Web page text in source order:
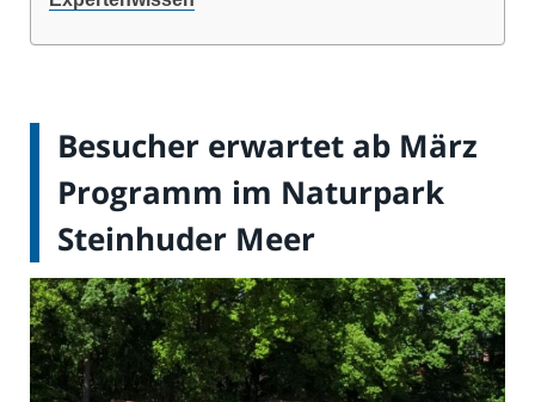
Besucher erwartet ab März
Programm im Naturpark
Steinhuder Meer